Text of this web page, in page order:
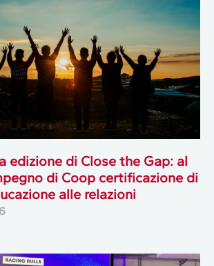
edizione di Close the Gap: al
di Coop certificazione di
alle relazioni